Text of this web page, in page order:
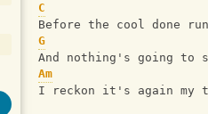
C
Before the cool done
G
And nothing's going to
Am
I reckon it's again my